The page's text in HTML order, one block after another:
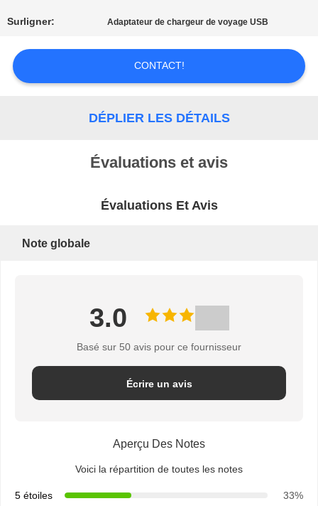
CITATION
PLAN
Surligner: Adaptateur de chargeur de voyage USB
CONTACT!
DÉPLIER LES DÉTAILS
Évaluations et avis
Évaluations Et Avis
Note globale
3.0
Basé sur 50 avis pour ce fournisseur
Écrire un avis
Aperçu Des Notes
Voici la répartition de toutes les notes
5 étoiles
33%